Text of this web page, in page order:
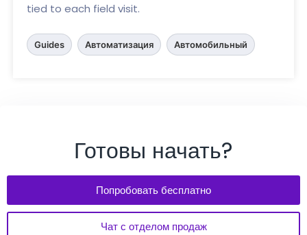
tied to each field visit.
Guides Автоматизация Автомобильный
Готовы начать?
Попробовать бесплатно
Чат с отделом продаж